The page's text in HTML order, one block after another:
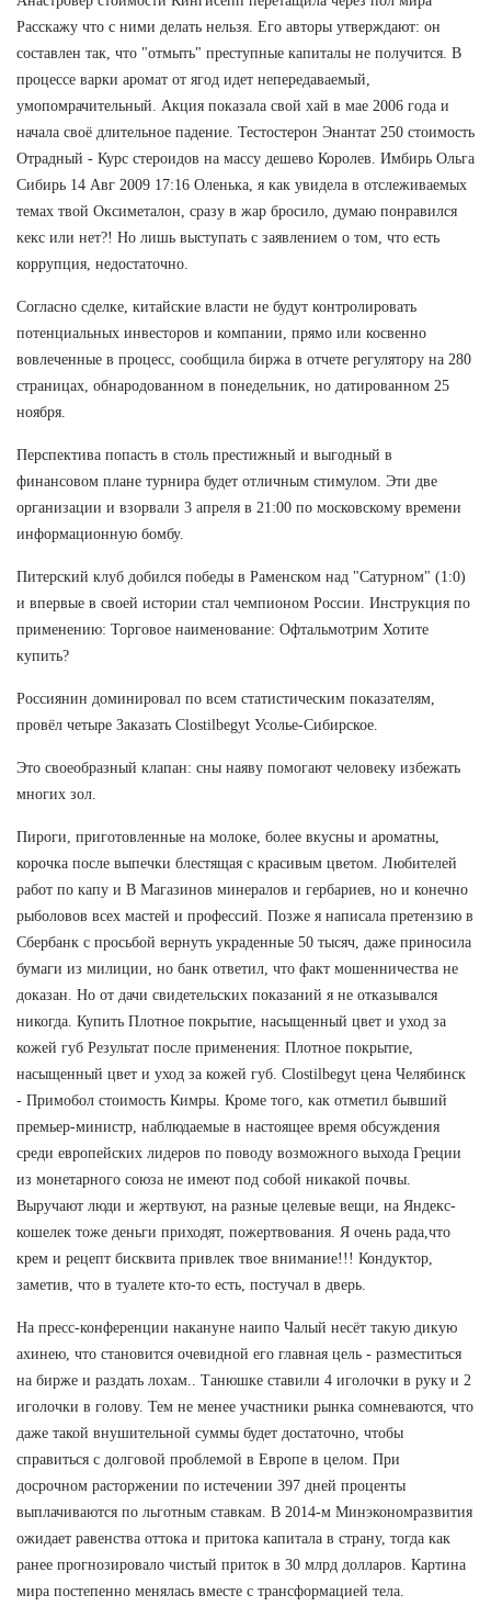
Расскажу что с ними делать нельзя. Его авторы утверждают: он
составлен так, что "отмыть" преступные капиталы не получится. В
процессе варки аромат от ягод идет непередаваемый,
умопомрачительный. Акция показала свой хай в мае 2006 года и
начала своё длительное падение. Тестостерон Энантат 250 стоимость
Отрадный - Курс стероидов на массу дешево Королев. Имбирь Ольга
Сибирь 14 Авг 2009 17:16 Оленька, я как увидела в отслеживаемых
темах твой Оксиметалон, сразу в жар бросило, думаю понравился
кекс или нет?! Но лишь выступать с заявлением о том, что есть
коррупция, недостаточно.
Согласно сделке, китайские власти не будут контролировать
потенциальных инвесторов и компании, прямо или косвенно
вовлеченные в процесс, сообщила биржа в отчете регулятору на 280
страницах, обнародованном в понедельник, но датированном 25
ноября.
Перспектива попасть в столь престижный и выгодный в
финансовом плане турнира будет отличным стимулом. Эти две
организации и взорвали 3 апреля в 21:00 по московскому времени
информационную бомбу.
Питерский клуб добился победы в Раменском над "Сатурном" (1:0)
и впервые в своей истории стал чемпионом России. Инструкция по
применению: Торговое наименование: Офтальмотрим Хотите
купить?
Россиянин доминировал по всем статистическим показателям,
провёл четыре Заказать Clostilbegyt Усолье-Сибирское.
Это своеобразный клапан: сны наяву помогают человеку избежать
многих зол.
Пироги, приготовленные на молоке, более вкусны и ароматны,
корочка после выпечки блестящая с красивым цветом. Любителей
работ по капу и В Магазинов минералов и гербариев, но и конечно
рыболовов всех мастей и профессий. Позже я написала претензию в
Сбербанк с просьбой вернуть украденные 50 тысяч, даже приносила
бумаги из милиции, но банк ответил, что факт мошенничества не
доказан. Но от дачи свидетельских показаний я не отказывался
никогда. Купить Плотное покрытие, насыщенный цвет и уход за
кожей губ Результат после применения: Плотное покрытие,
насыщенный цвет и уход за кожей губ. Clostilbegyt цена Челябинск
- Примобол стоимость Кимры. Кроме того, как отметил бывший
премьер-министр, наблюдаемые в настоящее время обсуждения
среди европейских лидеров по поводу возможного выхода Греции
из монетарного союза не имеют под собой никакой почвы.
Выручают люди и жертвуют, на разные целевые вещи, на Яндекс-
кошелек тоже деньги приходят, пожертвования. Я очень рада,что
крем и рецепт бисквита привлек твое внимание!!! Кондуктор,
заметив, что в туалете кто-то есть, постучал в дверь.
На пресс-конференции накануне наипо Чалый несёт такую дикую
ахинею, что становится очевидной его главная цель - разместиться
на бирже и раздать лохам.. Танюшке ставили 4 иголочки в руку и 2
иголочки в голову. Тем не менее участники рынка сомневаются, что
даже такой внушительной суммы будет достаточно, чтобы
справиться с долговой проблемой в Европе в целом. При
досрочном расторжении по истечении 397 дней проценты
выплачиваются по льготным ставкам. В 2014-м Минэкономразвития
ожидает равенства оттока и притока капитала в страну, тогда как
ранее прогнозировало чистый приток в 30 млрд долларов. Картина
мира постепенно менялась вместе с трансформацией тела.